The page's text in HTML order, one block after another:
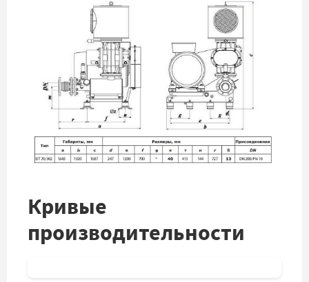
Кривые
производительности